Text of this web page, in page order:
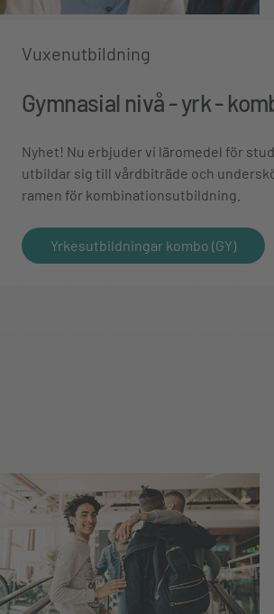
Vuxenutbildning
Gymnasial nivå - yrk -
Nyhet! Nu erbjuder vi läromedel för
utbildar sig till vårdbiträde och
ramen för kombinationsutbildning.
Yrkesutbildningar kombo (GY)